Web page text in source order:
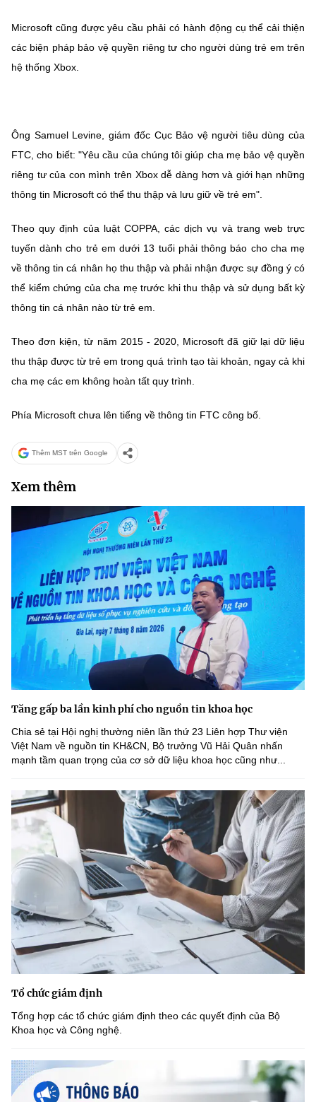
Cơ quan chủ quản: Bộ Khoa học và Công nghệ (MST)
Chịu trách nhiệm nội dung: Nguyễn Thị Hải Hằng
Giám đốc Trung tâm Truyền thông Khoa học và Công nghệ.
©2026 Bản quyền thuộc Bộ Khoa Học và Công Nghệ
(Ghi rõ nguồn "https://mst.gov.vn" khi phát hành lại thông tin từ
website này)
Microsoft cũng được yêu cầu phải có hành động cụ thể cải thiện
các biện pháp bảo vệ quyền riêng tư cho người dùng trẻ em trên
hệ thống Xbox.
Ông Samuel Levine, giám đốc Cục Bảo vệ người tiêu dùng của
FTC, cho biết: "Yêu cầu của chúng tôi giúp cha mẹ bảo vệ quyền
riêng tư của con mình trên Xbox dễ dàng hơn và giới hạn những
thông tin Microsoft có thể thu thập và lưu giữ về trẻ em".
Theo quy định của luật COPPA, các dịch vụ và trang web trực
tuyến dành cho trẻ em dưới 13 tuổi phải thông báo cho cha mẹ
về thông tin cá nhân họ thu thập và phải nhận được sự đồng ý có
thể kiểm chứng của cha mẹ trước khi thu thập và sử dụng bất kỳ
thông tin cá nhân nào từ trẻ em.
Theo đơn kiện, từ năm 2015 - 2020, Microsoft đã giữ lại dữ liệu
thu thập được từ trẻ em trong quá trình tạo tài khoản, ngay cả khi
cha mẹ các em không hoàn tất quy trình.
Phía Microsoft chưa lên tiếng về thông tin FTC công bố.
Thêm MST trên Google
Xem thêm
Tăng gấp ba lần kinh phí cho nguồn tin khoa học
Chia sẻ tại Hội nghị thường niên lần thứ 23 Liên hợp Thư viện
Việt Nam về nguồn tin KH&CN, Bộ trưởng Vũ Hải Quân nhấn
mạnh tầm quan trọng của cơ sở dữ liệu khoa học cũng như...
Tổ chức giám định
Tổng hợp các tổ chức giám định theo các quyết định của Bộ
Khoa học và Công nghệ.